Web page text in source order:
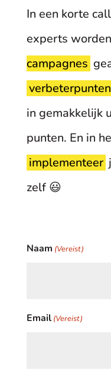
In een korte
experts
campagnes
verbeterpunten
in gemakkelijk
punten. En in
implementeer
zelf 😃
Naam (Vereist)
Email (Vereist)